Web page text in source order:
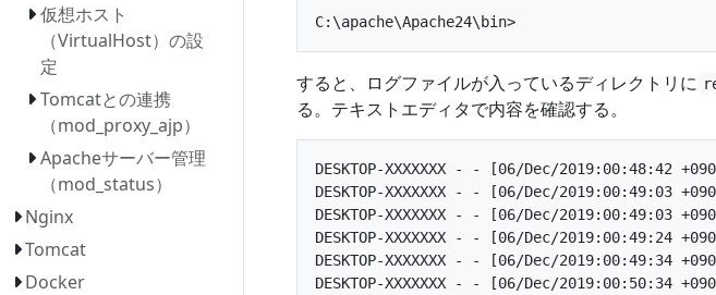
仮想ホスト
（VirtualHost）の設
定
Tomcatとの連携
（mod_proxy_ajp）
Apacheサーバー管理
（mod_status）
Nginx
Tomcat
Docker
すると、ログファイルが入っているディレクトリに
る。テキストエディタで内容を確認する。
DESKTOP-XXXXXXX - - [06/Dec/2019:00:48:42
DESKTOP-XXXXXXX - - [06/Dec/2019:00:49:03
DESKTOP-XXXXXXX - - [06/Dec/
DESKTOP-XXXXXXX - - [06/Dec/2019:00:49:24
DESKTOP-XXXXXXX - - [06/Dec/2019:00:49:34